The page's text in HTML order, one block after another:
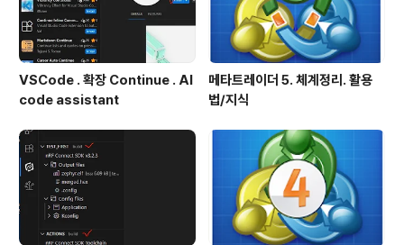
VSCode . 확장 Continue . AI
code assistant
메타트레이더 5. 체계정리. 활용
법/지식